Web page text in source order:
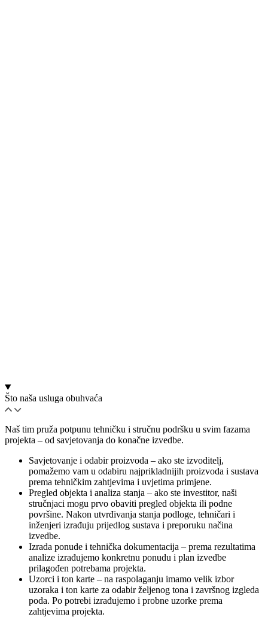
Što naša usluga obuhvaća
Naš tim pruža potpunu tehničku i stručnu podršku u svim fazama
projekta – od savjetovanja do konačne izvedbe.
Savjetovanje i odabir proizvoda – ako ste izvoditelj,
pomažemo vam u odabiru najprikladnijih proizvoda i sustava
prema tehničkim zahtjevima i uvjetima primjene.
Pregled objekta i analiza stanja – ako ste investitor, naši
stručnjaci mogu prvo obaviti pregled objekta ili podne
površine. Nakon utvrđivanja stanja podloge, tehničari i
inženjeri izrađuju prijedlog sustava i preporuku načina
izvedbe.
Izrada ponude i tehnička dokumentacija – prema rezultatima
analize izrađujemo konkretnu ponudu i plan izvedbe
prilagođen potrebama projekta.
Uzorci i ton karte – na raspolaganju imamo velik izbor
uzoraka i ton karte za odabir željenog tona i završnog izgleda
poda. Po potrebi izrađujemo i probne uzorke prema
zahtjevima projekta.